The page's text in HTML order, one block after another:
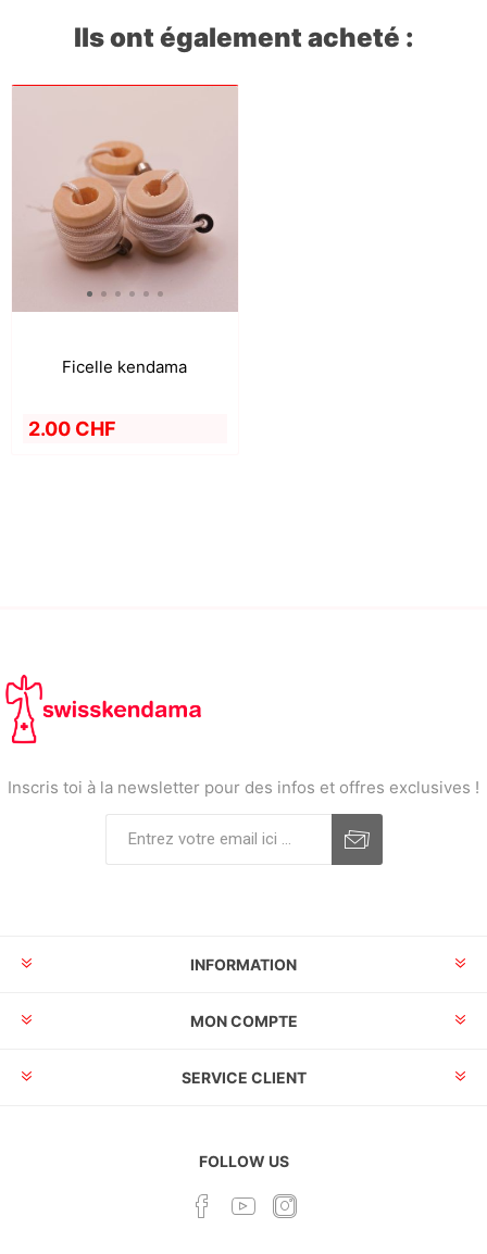
Ils ont également acheté :
Ficelle kendama
2.00 CHF
Inscris toi à la newsletter pour des infos et offres exclusives !
INFORMATION
MON COMPTE
SERVICE CLIENT
FOLLOW US